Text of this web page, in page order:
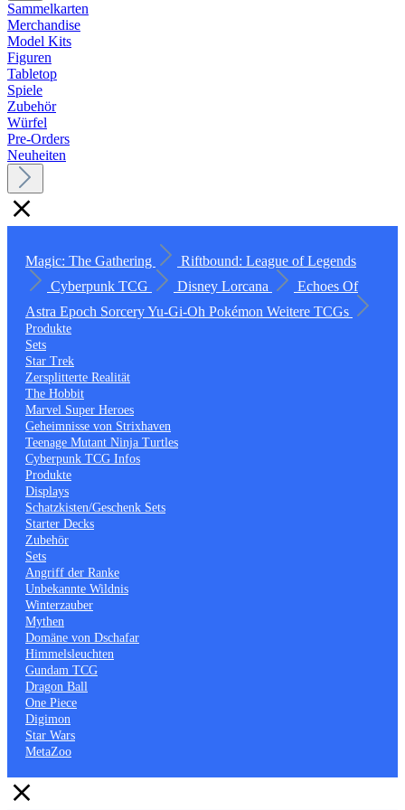
Sammelkarten
Merchandise
Model Kits
Figuren
Tabletop
Spiele
Zubehör
Würfel
Pre-Orders
Neuheiten
Magic: The Gathering
Riftbound: League of Legends
Cyberpunk TCG
Disney Lorcana
Echoes Of
Astra Epoch SorceryYu-Gi-Oh Pokémon Weitere TCGs
Produkte
Sets
Star Trek
Zersplitterte Realität
The Hobbit
Marvel Super Heroes
Geheimnisse von Strixhaven
Teenage Mutant Ninja Turtles
Cyberpunk TCG Infos
Produkte
Displays
Schatzkisten/Geschenk Sets
Starter Decks
Zubehör
Sets
Angriff der Ranke
Unbekannte Wildnis
Winterzauber
Mythen
Domäne von Dschafar
Himmelsleuchten
Gundam TCG
Dragon Ball
One Piece
Digimon
Star Wars
MetaZoo